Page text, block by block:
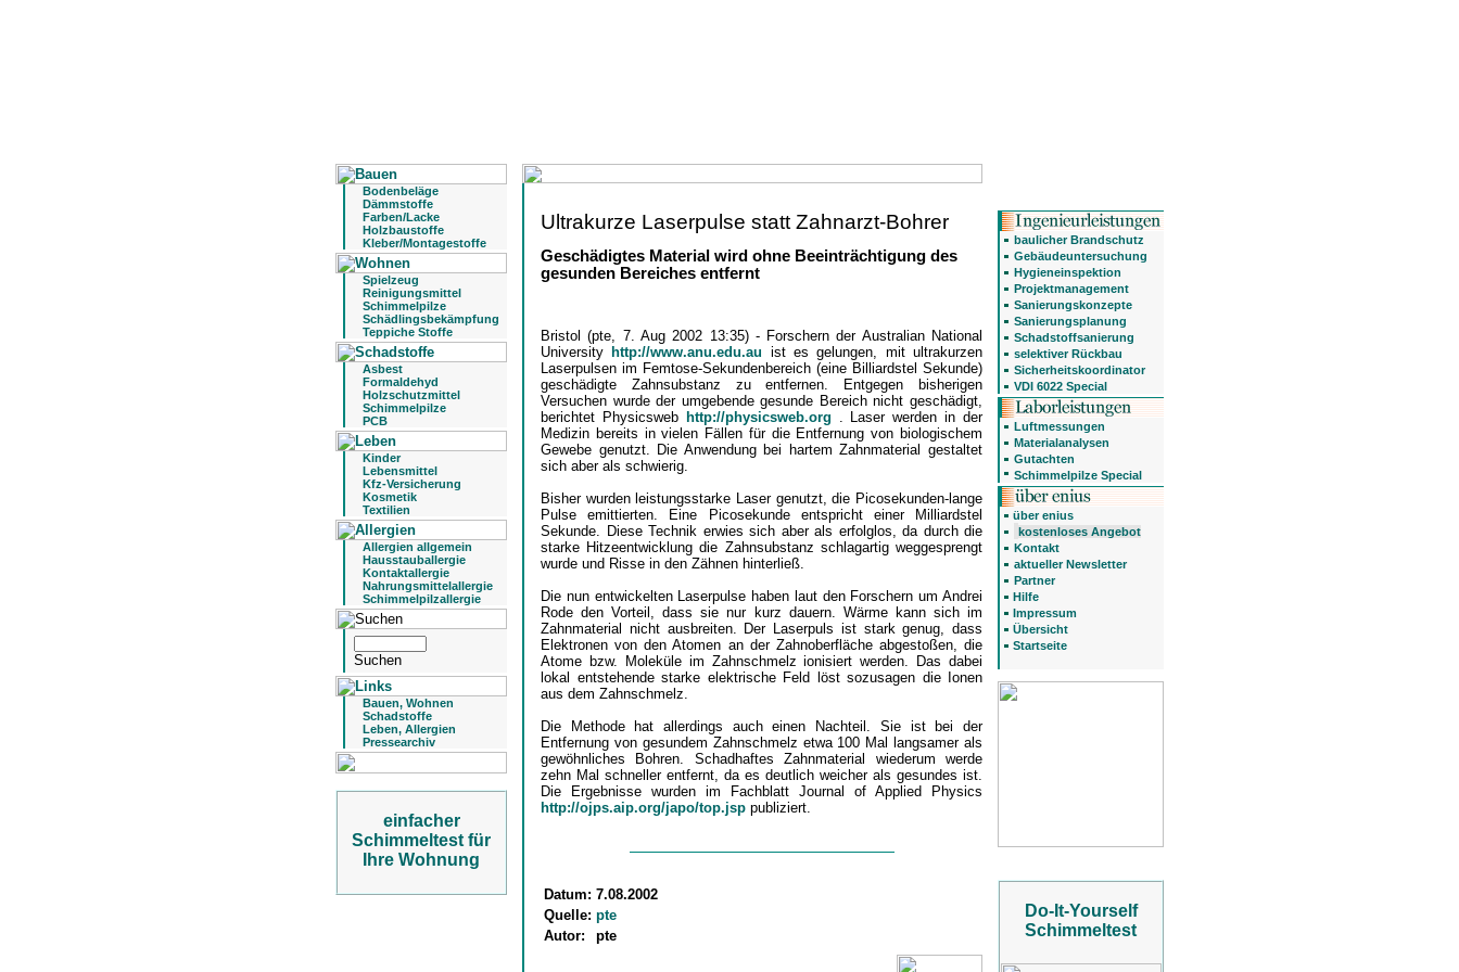
Bodenbeläge
Dämmstoffe
Farben/Lacke
Holzbaustoffe
Kleber/Montagestoffe
Spielzeug
Reinigungsmittel
Schimmelpilze
Schädlingsbekämpfung
Teppiche Stoffe
Asbest
Formaldehyd
Holzschutzmittel
Schimmelpilze
PCB
Kinder
Lebensmittel
Kfz-Versicherung
Kosmetik
Textilien
Allergien allgemein
Hausstauballergie
Kontaktallergie
Nahrungsmittelallergie
Schimmelpilzallergie
Bauen, Wohnen
Schadstoffe
Leben, Allergien
Pressearchiv
einfacher
Schimmeltest für
Ihre Wohnung
Ultrakurze Laserpulse statt Zahnarzt-Bohrer
Geschädigtes Material wird ohne Beeinträchtigung des
gesunden Bereiches entfernt
Bristol (pte, 7. Aug 2002 13:35) - Forschern der Australian National
Universityhttp://www.anu.edu.au ist es gelungen, mit ultrakurzen
Laserpulsen im Femtose-Sekundenbereich (eine Billiardstel Sekunde)
geschädigte Zahnsubstanz zu entfernen. Entgegen bisherigen
Versuchen wurde der umgebende gesunde Bereich nicht geschädigt,
berichtet Physicsweb http://physicsweb.org
. Laser werden in der
Medizin bereits in vielen Fällen für die Entfernung von biologischem
Gewebe genutzt. Die Anwendung bei hartem Zahnmaterial gestaltet
sich aber als schwierig.
Bisher wurden leistungsstarke Laser genutzt, die Picosekunden-lange
Pulse emittierten. Eine Picosekunde entspricht einer Milliardstel
Sekunde. Diese Technik erwies sich aber als erfolglos, da durch die
starke Hitzeentwicklung die Zahnsubstanz schlagartig weggesprengt
wurde und Risse in den Zähnen hinterließ.
Die nun entwickelten Laserpulse haben laut den Forschern um Andrei
Rode den Vorteil, dass sie nur kurz dauern. Wärme kann sich im
Zahnmaterial nicht ausbreiten. Der Laserpuls ist stark genug, dass
Elektronen von den Atomen an der Zahnoberfläche abgestoßen, die
Atome bzw. Moleküle im Zahnschmelz ionisiert werden. Das dabei
lokal entstehende starke elektrische Feld löst sozusagen die Ionen
aus dem Zahnschmelz.
Die Methode hat allerdings auch einen Nachteil. Sie ist bei der
Entfernung von gesundem Zahnschmelz etwa 100 Mal langsamer als
gewöhnliches Bohren. Schadhaftes Zahnmaterial wiederum werde
zehn Mal schneller entfernt, da es deutlich weicher als gesundes ist.
Die Ergebnisse wurden im Fachblatt Journal of Applied Physics
http://ojps.aip.org/japo/top.jsp publiziert.
Datum: 7.08.2002
Quelle: pte
Autor:
pte
baulicher Brandschutz
Gebäudeuntersuchung
Hygieneinspektion
Projektmanagement
Sanierungskonzepte
Sanierungsplanung
Schadstoffsanierung
selektiver Rückbau
Sicherheitskoordinator
VDI 6022 Special
Luftmessungen
Materialanalysen
Gutachten
Schimmelpilze Special
über enius
kostenloses Angebot
Kontakt
aktueller Newsletter
Partner
Hilfe
Impressum
Übersicht
Startseite
Do-It-Yourself
Schimmeltest